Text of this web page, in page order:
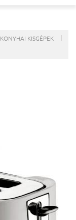
KONYHAI KISGÉPEK